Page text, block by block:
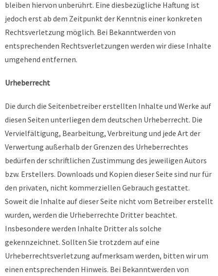
bleiben hiervon unberührt. Eine diesbezügliche Haftung ist
jedoch erst ab dem Zeitpunkt der Kenntnis einer konkreten
Rechtsverletzung möglich. Bei Bekanntwerden von
entsprechenden Rechtsverletzungen werden wir diese Inhalte
umgehend entfernen.
Urheberrecht
Die durch die Seitenbetreiber erstellten Inhalte und Werke auf
diesen Seiten unterliegen dem deutschen Urheberrecht. Die
Vervielfältigung, Bearbeitung, Verbreitung und jede Art der
Verwertung außerhalb der Grenzen des Urheberrechtes
bedürfen der schriftlichen Zustimmung des jeweiligen Autors
bzw. Erstellers. Downloads und Kopien dieser Seite sind nur für
den privaten, nicht kommerziellen Gebrauch gestattet.
Soweit die Inhalte auf dieser Seite nicht vom Betreiber erstellt
wurden, werden die Urheberrechte Dritter beachtet.
Insbesondere werden Inhalte Dritter als solche
gekennzeichnet. Sollten Sie trotzdem auf eine
Urheberrechtsverletzung aufmerksam werden, bitten wir um
einen entsprechenden Hinweis. Bei Bekanntwerden von